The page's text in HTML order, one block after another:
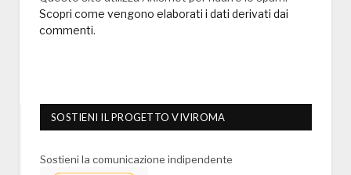
Scopri come vengono elaborati i dati derivati dai
commenti.
SOSTIENI IL PROGETTO VIVIROMA
Sostieni la comunicazione indipendente